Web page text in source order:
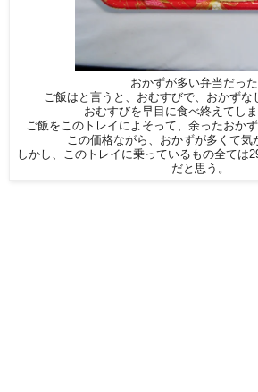
おかずが多い弁当だった
ご飯はと言うと、おむすびで、おかずな
おむすびを早目に食べ終えてしま
ご飯をこのトレイによそって、余ったおか
この価格ながら、おかずが多くて気
しかし、このトレイに乗っているもの全ては
だと思う。